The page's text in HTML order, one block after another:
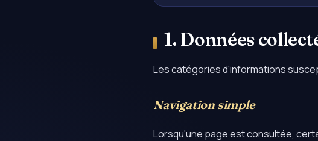
1. Données
Les catégories d'informations
Navigation simple
Lorsqu'une page est consultée,